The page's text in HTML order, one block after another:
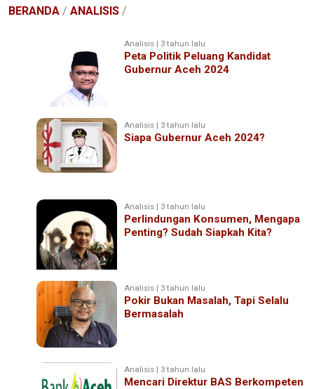
BERANDA / ANALISIS /
Analisis | 3 tahun lalu
Peta Politik Peluang Kandidat
Gubernur Aceh 2024
Analisis | 3 tahun lalu
Siapa Gubernur Aceh 2024?
Analisis | 3 tahun lalu
Perlindungan Konsumen, Mengapa
Penting? Sudah Siapkah Kita?
Analisis | 3 tahun lalu
Pokir Bukan Masalah, Tapi Selalu
Bermasalah
Analisis | 3 tahun lalu
Mencari Direktur BAS Berkompeten